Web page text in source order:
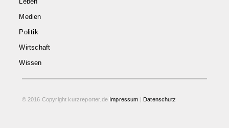
Medien
Politik
Wirtschaft
Wissen
© 2016 Copyright kurzreporter.de Impressum Datenschutz